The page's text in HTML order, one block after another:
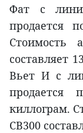
Фат с
продается
Стоимость
составляет
Вьет И с
киллограм.
CB300